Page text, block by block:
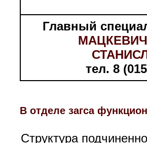
Главный
тел. 8
В отделе загса
Структура